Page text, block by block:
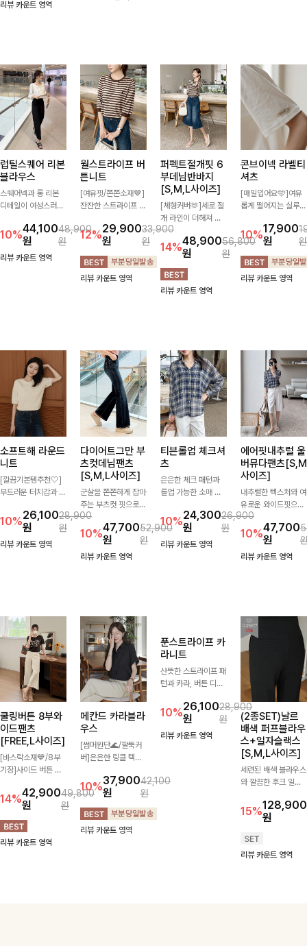
리뷰 카운트 영역
럽틸스퀘어 리본
블라우스
스퀘어넥과 롱 리본
디테일이 여성스러운
는 블라우스입니다.
자연스럽게 잡힌 셔링
과 봉긋한 소매가 여
10%44,100
원
48,900
원
리뷰 카운트 영역
월스트라이프 버
튼니트
[여유핏/쫀쫀소재🤎]
잔잔한 스트라이프 패
더해져 캐주얼하면서
도 세련된 무드를 연
출해주는 니트- 가볍
고 부드러운 착용감으
로 단독은 물론 데일
12%29,900
원
33,900
원
리뷰 카운트 영역
퍼펙트절개핏 6
부데님반바지
[S,M,L사이즈]
[체형커버🫶]세로 절
개 라인이 더해져 다
리 라인을 더욱 길고
슬림하게 연출해주는
5부 데님 반바지 🤍
부담 없는 기장과 여
유로운 핏으로 편안하
게 착용되며 다양한
14%48,900
원
56,800
원
리뷰 카운트 영역
콘브이넥 라벨티
셔츠
[매일입어요🩵]여유
롭게 떨어지는 실루엣
자인으로 데일리하게
즐기기 좋은 티셔츠-
소매 라벨 디테일이
은은한 포인트를 더해
심플하면서도 센스 있
10%17,900
원
원
리뷰 카운트 영역
소프트해 라운드
니트
[깔끔기본템추천🤍]
부드러운 터치감과 군
로 매일 손이 가는 자
체제작 니트입니다.
자연스럽게 떨어지는
10%26,100
원
28,900
원
리뷰 카운트 영역
다이어트그만 부
츠컷데님팬츠
[S,M,L사이즈]
군살을 쫀쫀하게 잡아
주는 부츠컷 핏으로
다리 라인을 이쁘고
깔끔하게 만들어주고
진청 색감으로 더욱
슬림해보이는 효과를
10%47,700
원
52,900
원
리뷰 카운트 영역
티븐롤업 체크셔
츠
은은한 체크 패턴과
롤업 가능한 소매 디
를 연출하실 수 있어
요🌿 차르르 흐르는
가벼운 소재와 여유로
10%24,300
원
26,900
원
리뷰 카운트 영역
에어핏내추럴 울
버뮤다팬츠[S,M
사이즈]
내추럴한 텍스처와 여
유로운 와이드핏으로
군살은 자연스럽게 커
버해드리는 버뮤다 팬
츠 🤍 깔끔한 허리 디
테일과 편안한 착용감
10%47,700
원
리뷰 카운트 영역
쿨링버튼 8부와
이드팬츠
[FREE,L사이즈]
[바스락소재💙/8부
기장]사이드 버튼 디
가 되어주는 와이드
팬츠입니다. 여유롭게
떨어지는 실루엣과 가
볍게 바스락거리는 소
재감으로 시원하고 편
14%42,900
원
49,800
원
리뷰 카운트 영역
메칸드 카라블라
우스
[썸머원단🌊/팔뚝커
버]은은한 링클 텍스
이 만나 내추럴하면서
도 세련된 무드를 연
출해주는 블라우스-
데일리룩부터 출근룩
까지 다양하게 활용하
10%37,900
원
42,100
원
리뷰 카운트 영역
푼스트라이프 카
라니트
면서도 세련된 무드를
10%
28,900
(2종SET)날르
배색 퍼프블라우
스+일자슬랙스
[S,M,L사이즈]
세련된 배색 블라우스
와 깔끔한 후크 일자
세트입니다. 허리 라
인을 자연스럽게 살려
일자핏 슬랙스가 만나
단정하면서도 고급스
15%128,900
원
리뷰 카운트 영역